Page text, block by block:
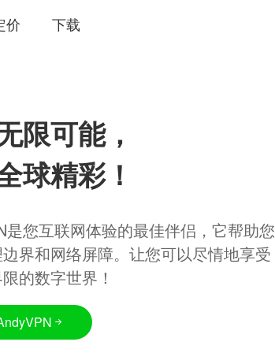
价 下载
限可能，
球精彩！
是您互联网体验的最佳伴侣，它帮助您
界和网络屏障。让您可以尽情地享受
的数字世界！